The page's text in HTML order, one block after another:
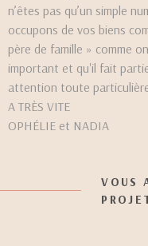
n’êtes pas qu’un simple
occupons de vos biens
père de famille » comme
important et qu'il fait
attention toute
A TRÈS VITE
OPHÉLIE et NADIA
VOUS